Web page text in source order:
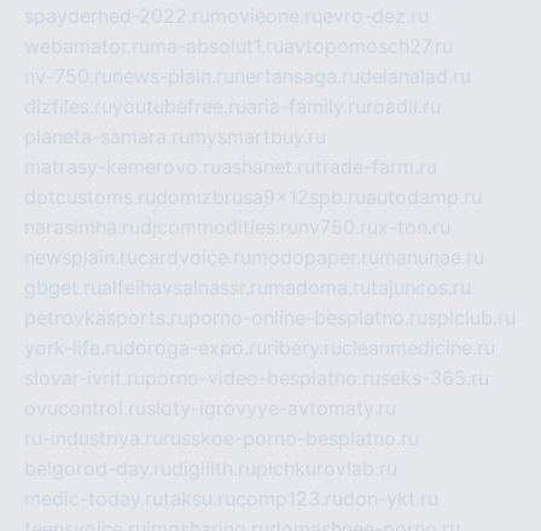
spayderhed-2022.ru movieone.ruevro-dez.ru
webamator.ru ma-absolut1.ruavtopomosch27.ru
nv-750.ru news-plain.ru nertansaga.rudelanalad.ru
dizfiles.ruyoutubefree.ruaria-family.ru roadli.ru
planeta-samara.ru mysmartbuy.ru
matrasy-kemerovo.ruashanet.rutrade-farm.ru
dotcustoms.rudomizbrusa9x12spb.ruautodamp.ru
narasimha.rudjcommodities.ru nv750.rux-ton.ru
newsplain.rucardvoice.ru modopaper.ru manunae.ru
gbget.rualfeihavsalnassr.ru madoma.rutajuncos.ru
petrovkasports.ruporno-online-besplatno.rusplclub.ru
york-life.rudoroga-expo.ru ribery.rucleanmedicine.ru
slovar-ivrit.ruporno-video-besplatno.ruseks-365.ru
ovucontrol.rusloty-igrovyye-avtomaty.ru
ru-industriya.ru russkoe-porno-besplatno.ru
belgorod-day.rudigilith.rupichkurovlab.ru
medic-today.rutaksu.rucomp123.rudon-ykt.ru